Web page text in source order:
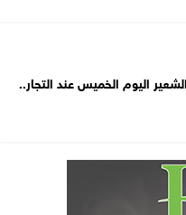
اليوم الخميس عند التجار..